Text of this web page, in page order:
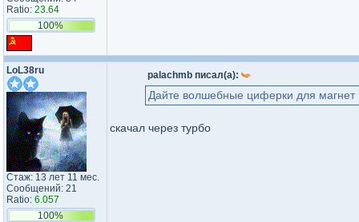
Ratio: 23.64
100%
LoL38ru
Стаж: 13 лет 11 мес.
Сообщений: 21
Ratio: 6.057
100%
palachmb писал(а):
Дайте волшебные циферки для магнет
скачал через турбо